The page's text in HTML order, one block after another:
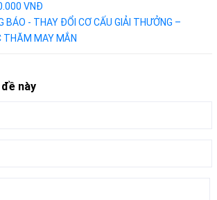
VNĐ
BÁO - THAY ĐỔI CƠ CẤU GIẢI THƯỞNG –
THĂM MAY MẮN
này